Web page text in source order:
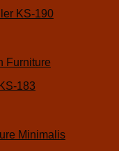
KS-190
183